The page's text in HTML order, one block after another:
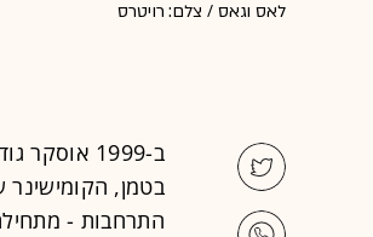
לאס וגאס / צלם: רויטרס
ב-1999